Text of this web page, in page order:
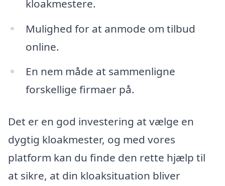
kloakmestere.
Mulighed for at anmode om tilbud
online.
En nem måde at sammenligne
forskellige firmaer på.
Det er en god investering at vælge en
dygtig kloakmester, og med vores
platform kan du finde den rette hjælp til
at sikre, at din kloaksituation bliver